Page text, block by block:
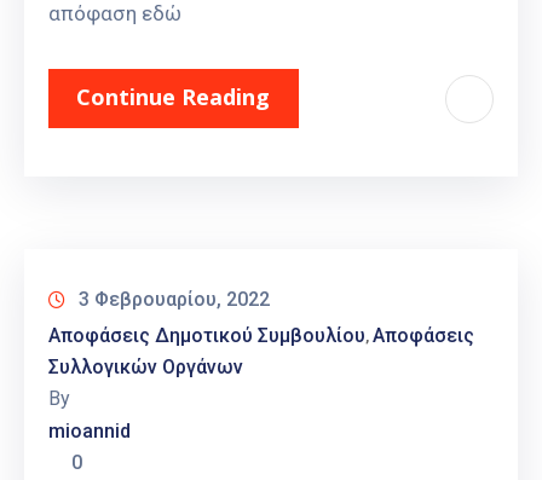
απόφαση εδώ
Continue Reading
3 Φεβρουαρίου, 2022
Αποφάσεις Δημοτικού Συμβουλίου‚Αποφάσεις
Συλλογικών Οργάνων
By
mioannid
0